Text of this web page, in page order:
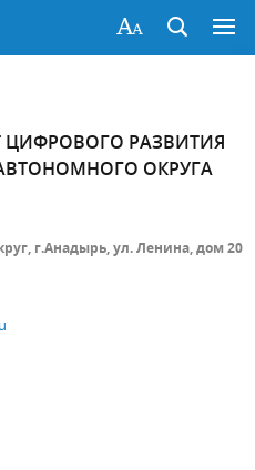
ЦИФРОВОГО РАЗВИТИЯ
ОКРУГА
г.Анадырь, ул. Ленина, дом 20